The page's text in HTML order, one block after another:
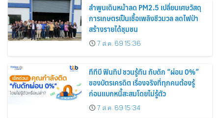
ลำพูนเดินหน้าลด PM2.5 เปลี่ยนเศษวัสดุ
การเกษตรเป็นเชื้อเพลิงชีวมวล ลดไฟป่า
สร้างรายได้ชุมชน
7 ส.ค. 69 15:36
ทีทีบี ฟินทิป ชวนรู้ทัน กับดัก “ผ่อน 0%”
ของบัตรเครดิต เรื่องจริงที่ทุกคนต้องรู้
ก่อนแบกหนี้สะสมโดยไม่รู้ตัว
7 ส.ค. 69 15:34